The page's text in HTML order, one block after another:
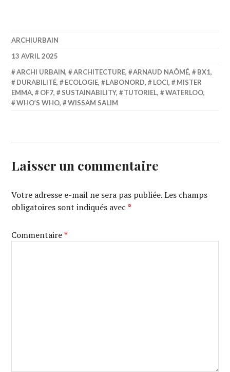
ARCHIURBAIN
13 AVRIL 2025
ARCHI URBAIN, ARCHITECTURE, ARNAUD NAÔMÉ, BX1,
DURABILITÉ, ECOLOGIE, LABONORD, LOCI,
MISTER
EMMA, OF7, SUSTAINABILITY, TUTORIEL, WATERLOO,
WHO’S WHO, WISSAM SALIM
Laisser un commentaire
Votre adresse e-mail ne sera pas publiée. Les champs
obligatoires sont indiqués avec*
Commentaire*